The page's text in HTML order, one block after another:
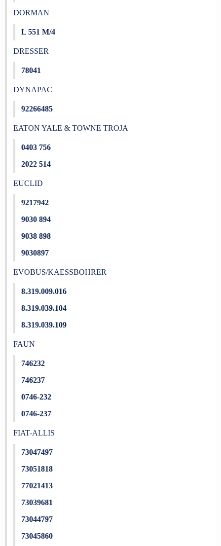
DORMAN
L 551 M/4
DRESSER
78041
DYNAPAC
92266485
EATON YALE & TOWNE TROJA
0403 756
2022 514
EUCLID
9217942
9030 894
9038 898
9030897
EVOBUS/KAESSBOHRER
8.319.009.016
8.319.039.104
8.319.039.109
FAUN
746232
746237
0746-232
0746-237
FIAT-ALLIS
73047497
73051818
77021413
73039681
73044797
73045860